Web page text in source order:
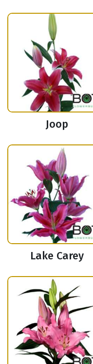
Joop
Lake Carey